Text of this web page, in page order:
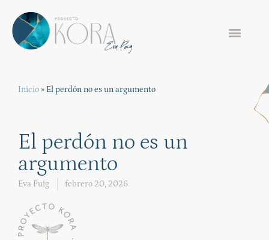
Inicio» El perdón no es un argumento
El perdón no es un
argumento
Eva Puig febrero 20, 2026